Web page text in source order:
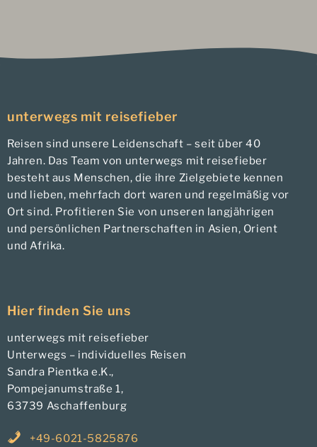
unterwegs mit reisefieber
Reisen sind unsere Leidenschaft – seit über 40
Jahren. Das Team von unterwegs mit reisefieber
besteht aus Menschen, die ihre Zielgebiete kennen
und lieben, mehrfach dort waren und regelmäßig vor
Ort sind. Profitieren Sie von unseren langjährigen
und persönlichen Partnerschaften in Asien, Orient
und Afrika.
Hier finden Sie uns
unterwegs mit reisefieber
Unterwegs – individuelles Reisen
Sandra Pientka e.K.,
Pompejanumstraße 1,
63739 Aschaffenburg
+49-6021-5825876